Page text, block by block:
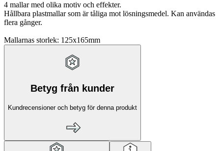
4 mallar med olika motiv och effekter.
Hållbara plastmallar som är tåliga mot lösningsmedel. Kan användas
flera gånger.
Mallarnas storlek: 125x165mm
Betyg från kunder
Kundrecensioner och betyg för denna produkt